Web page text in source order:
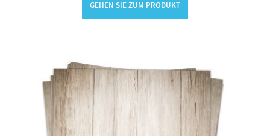
GEHEN SIE ZUM PRODUKT